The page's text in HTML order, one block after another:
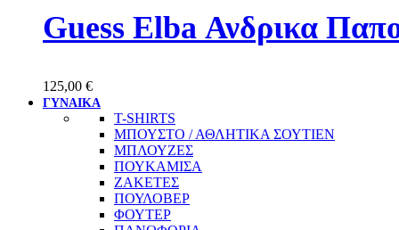
Guess Elba Ανδρικα
125,00 €
ΓΥΝΑΙΚΑ
T-SHIRTS
ΜΠΟΥΣΤΟ / ΑΘΛΗΤΙΚΑ ΣΟΥΤΙΕΝ
ΜΠΛΟΥΖΕΣ
ΠΟΥΚΑΜΙΣΑ
ΖΑΚΕΤΕΣ
ΠΟΥΛΟΒΕΡ
ΦΟΥΤΕΡ